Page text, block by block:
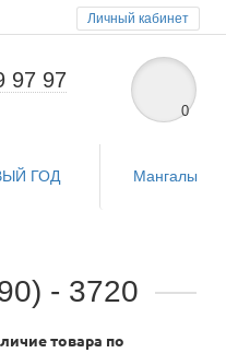
Личный кабинет
97 97
0
ГОД Мангалы
- 3720
товара по